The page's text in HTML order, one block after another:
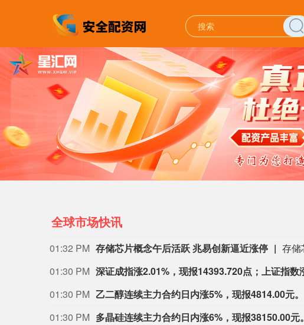
全球市场快讯
01:32 PM 存储芯片概念午后活跃 兆易创新逼近涨停
01:30 PM
01:30 PM 乙二醇连续主力合约日内涨5%，现报4814.00元。
01:30 PM 多晶硅连续主力合约日内涨6%，现报38150.00元。